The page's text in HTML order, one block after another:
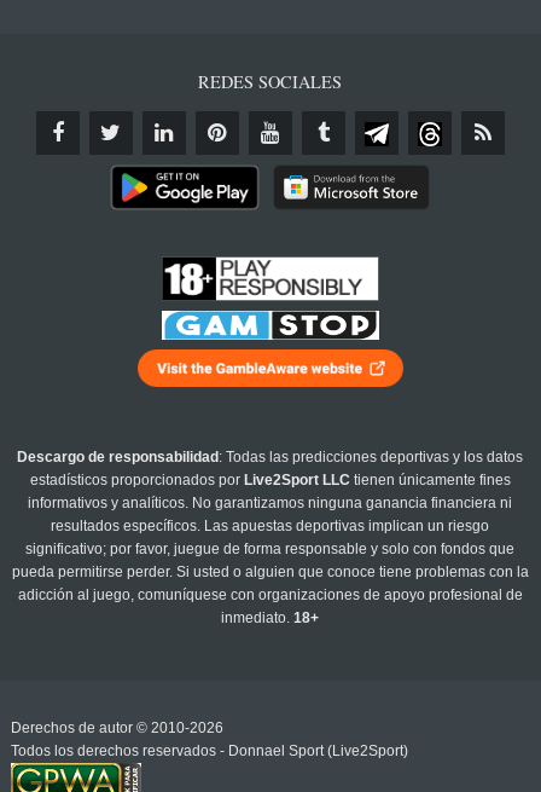
REDES SOCIALES
Descargo de responsabilidad : Todas las predicciones deportivas y los datos
estadísticos proporcionados por Live2Sport LLC tienen únicamente fines
informativos y analíticos. No garantizamos ninguna ganancia financiera ni
resultados específicos. Las apuestas deportivas implican un riesgo
significativo; por favor, juegue de forma responsable y solo con fondos que
pueda permitirse perder. Si usted o alguien que conoce tiene problemas con la
adicción al juego, comuníquese con organizaciones de apoyo profesional de
inmediato.18+
Derechos de autor © 2010-2026
Todos los derechos reservados - Donnael Sport (Live2Sport)